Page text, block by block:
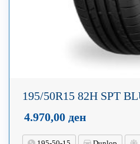
195/50R15 82H SPT
4.970,00 ден